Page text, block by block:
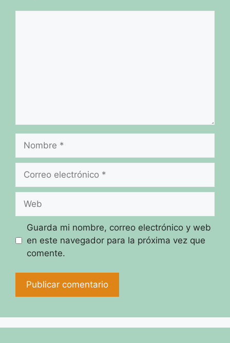
electrónico
Guarda mi nombre, correo electrónico y web
en este navegador para la próxima vez que
comente.